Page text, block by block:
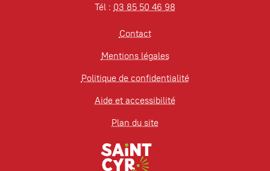
Tél : 03 85 50 46 98
Contact
Mentions légales
Politique de confidentialité
Aide et accessibilité
Plan du site